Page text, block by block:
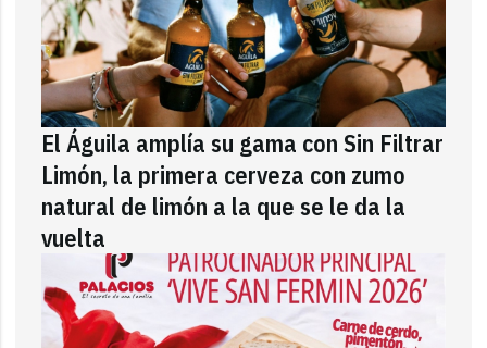
El Águila amplía su gama con Sin Filtrar
Limón, la primera cerveza con zumo
natural de limón a la que se le da la
vuelta